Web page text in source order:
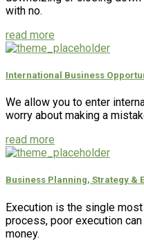
with no.
read more
International Business
We allow you to enter
worry about making a
read more
Business Planning, Strategy &
Execution is the single
process, poor execution
money.